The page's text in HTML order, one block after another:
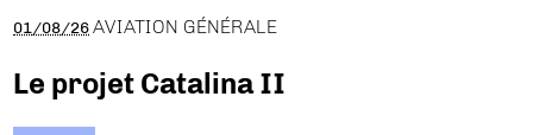
01/08/26 AVIATION GÉNÉRALE
Le projet Catalina II